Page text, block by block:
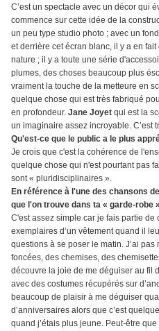
C’est un spectacle avec un décor qui
commence sur cette idée de la
un peu type studio photo ; avec un
et derrière cet écran blanc, il y a en
nature ; il y a toute une série
plumes, des choses beaucoup plus
vraiment la touche de la metteure en
quelque chose qui est très fabriqué
en profondeur. Jane Joyet qui est la
un imaginaire assez incroyable. C’est
Qu'est-ce que le public a le plus
Je crois que c'est la cohérence de
quelque chose qui n'est pourtant pas
sont « pluridisciplinaires ».
En référence à l'une des chansons
que l'on trouve dans ta « garde-robe
C'est assez simple car je fais partie
exemplaires d’un vêtement quand il
questions à se poser le matin. J’ai
foncées, des chemises, des
découvre la joie de me déguiser au fil
avec des costumes récupérés sur
beaucoup de plaisir à me déguiser
d’anniversaires alors que c’est
quand j’étais plus jeune. Peut-être